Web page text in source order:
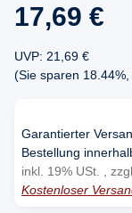
17,69 €
UVP: 21,69 €
(Sie sparen 18.44%
Garantierter
Bestellung
inkl. 19% USt. , zzgl.
Kostenloser